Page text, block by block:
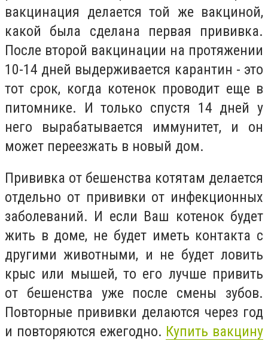
вакцинация делается той же вакциной,
какой была сделана первая прививка.
После второй вакцинации на протяжении
10-14 дней выдерживается карантин - это
тот срок, когда котенок проводит еще в
питомнике. И только спустя 14 дней у
него вырабатывается иммунитет, и он
может переезжать в новый дом.
Прививка от бешенства котятам делается
отдельно от прививки от инфекционных
заболеваний. И если Ваш котенок будет
жить в доме, не будет иметь контакта с
другими животными, и не будет ловить
крыс или мышей, то его лучше привить
от бешенства уже после смены зубов.
Повторные прививки делаются через год
и повторяются ежегодно. Купить вакцину